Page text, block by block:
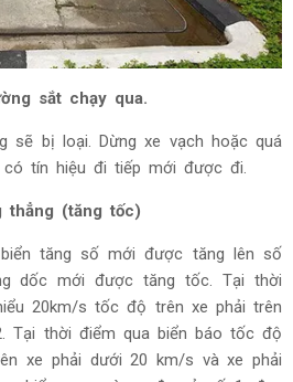
sắt chạy qua.
sẽ bị loại. Dừng xe vạch hoặc quá
tín hiệu đi tiếp mới được đi.
thẳng (tăng tốc)
tăng số mới được tăng lên số
dốc mới được tăng tốc. Tại thời
20km/s tốc độ trên xe phải trên
Tại thời điểm qua biển báo tốc độ
xe phải dưới 20 km/s và xe phải